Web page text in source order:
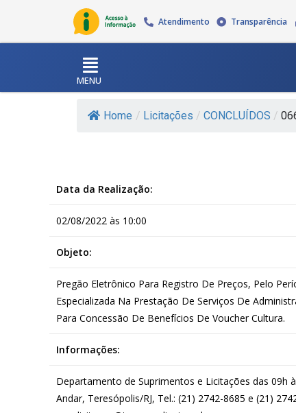
Atendimento Transparência
MENU
Home / Licitações / CONCLUÍDOS /
Data da Realização:
02/08/2022 às 10:00
Objeto:
Pregão Eletrônico Para Registro De Preços, Pelo
Especializada Na Prestação De Serviços De
Para Concessão De Benefícios De Voucher Cultura.
Informações:
Departamento de Suprimentos e Licitações das 09h
Andar, Teresópolis/RJ, Tel.: (21) 2742-8685 e (21)